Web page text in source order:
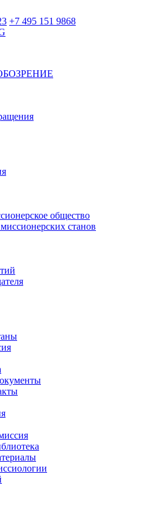
+7 495 151 9868
общество
станов